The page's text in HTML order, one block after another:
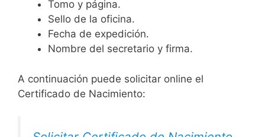
Tomo y página.
Sello de la oficina.
Fecha de expedición.
Nombre del secretario y firma.
A continuación puede solicitar online el
Certificado de Nacimiento: